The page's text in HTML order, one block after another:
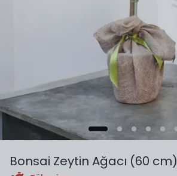
Bonsai Zeytin Ağacı (60 cm)